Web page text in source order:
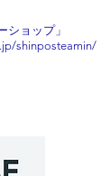
ショップ」
shinposteamin/